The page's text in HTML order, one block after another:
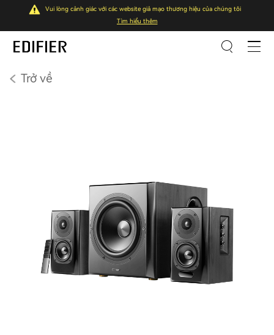
Vui lòng cảnh giác với các website giả mạo thương hiệu của chúng tôi
Tìm hiểu thêm
Trở về